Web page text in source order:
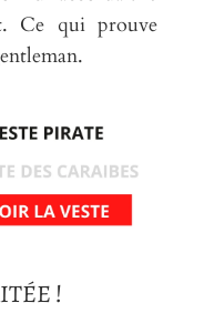
Ce qui prouve
!